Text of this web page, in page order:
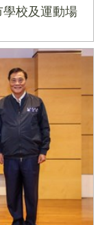
校及運動場